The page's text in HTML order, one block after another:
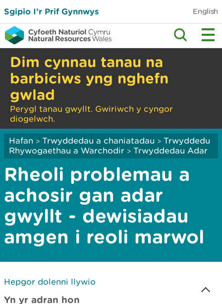
Sgipio I’r Prif Gynnwys English
Dim cynnau tanau na
barbiciws yng nghefn
gwlad
Perygl tanau gwyllt. Gwiriwch y cyngor
diogelwch.
Hafan > Trwyddedau a chaniatadau > Trwyddedu
Rhywogaethau a Warchodir > Trwyddedau Adar
Rheoli problemau a
achosir gan adar
gwyllt - dewisiadau
amgen i reoli marwol
Hepgor dolenni llywio
Yn yr adran hon